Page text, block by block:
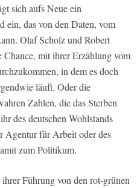
sich aufs Neue ein
das von den Daten, vom
Olaf Scholz und Robert
Chance, mit ihrer Erzählung vom
in dem es doch
läuft. Oder die
Zahlen, die das Sterben
des deutschen Wohlstands
Agentur für Arbeit oder des
zum Politikum.
Führung von den rot-grünen